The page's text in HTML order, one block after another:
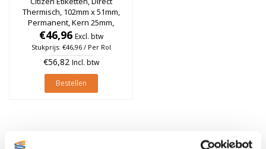
Thermisch, 102mm x 51mm,
Permanent, Kern 25mm,
Groen, rol à 1.370 stuks
€46,96 Excl. btw
Stukprijs: €46,96 / Per Rol
€56,82 Incl. btw
Bestellen
1